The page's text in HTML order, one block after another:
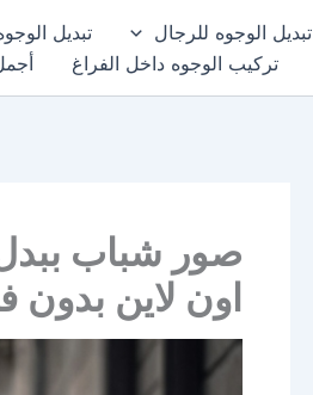
تبديل الوجوه للرجال تبديل
تركيب الوجوه داخل الفراغ
صور شباب
اون لاين